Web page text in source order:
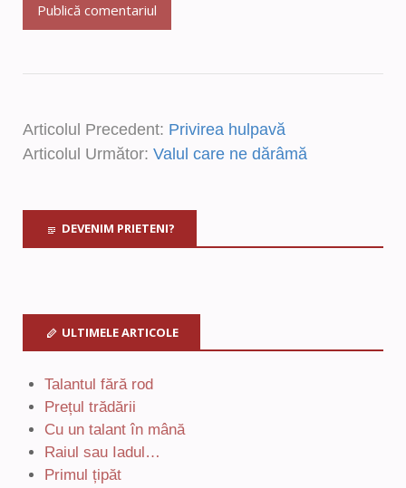
Articolul Precedent: Privirea hulpavă
Articolul Următor: Valul care ne dărâmă
DEVENIM PRIETENI?
ULTIMELE ARTICOLE
Talantul fără rod
Prețul trădării
Cu un talant în mână
Raiul sau Iadul…
Primul țipăt